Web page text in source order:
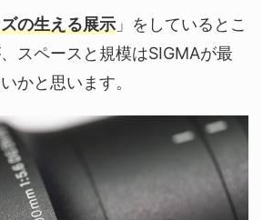
の生える展示 」をしているとこ
スペースと規模はSIGMAが最
かと思います。